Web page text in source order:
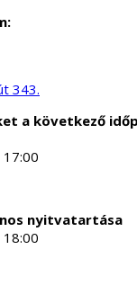
343.
a következő
nyitvatartása